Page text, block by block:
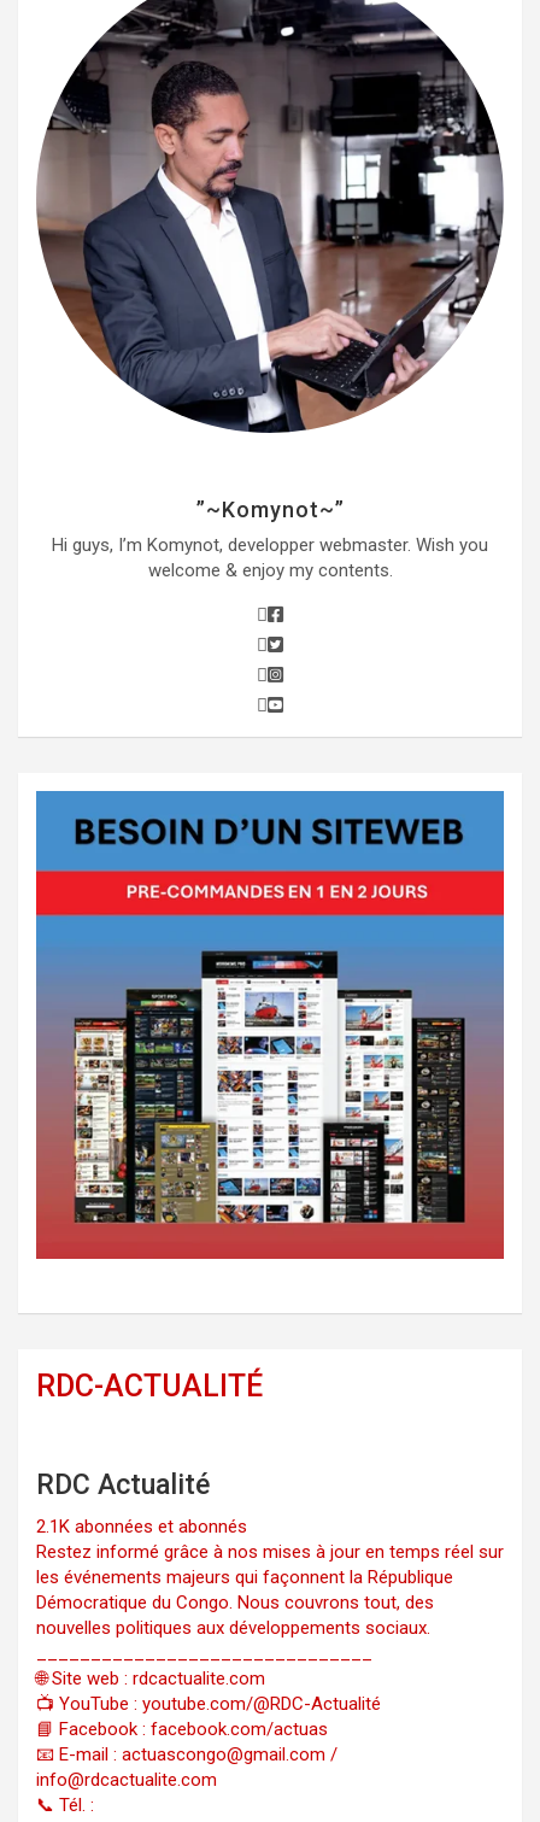
”~Komynot~”
Hi guys, I’m Komynot, developper webmaster. Wish you
welcome & enjoy my contents.
RDC-ACTUALITÉ
RDC Actualité
2.1K abonnées et abonnés
Restez informé grâce à nos mises à jour en temps réel sur
les événements majeurs qui façonnent la République
Démocratique du Congo. Nous couvrons tout, des
nouvelles politiques aux développements sociaux.
🌐 Site web : rdcactualite.com
📺 YouTube : youtube.com/@RDC-Actualité
📘 Facebook : facebook.com/actuas
📧 E-mail : actuascongo@gmail.com /
info@rdcactualite.com
📞 Tél. : ‪‪‪‪‪‪‪‪‪‪‪‪‪‪‪‪‪‪‪‪‪‪‪‪‪‪‪‪‪‪‪‪